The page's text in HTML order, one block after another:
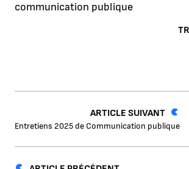
communication publique
ARTICLE SUIVANT
Entretiens 2025 de Communication publique